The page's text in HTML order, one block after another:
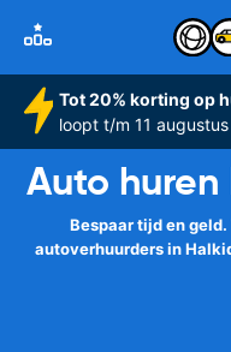
Tot 20% korting op
loopt t/m 11
Auto
Bespaar tijd en
autoverhuurders in